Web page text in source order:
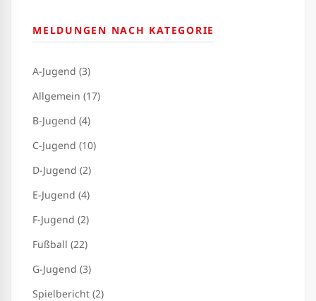
MELDUNGEN NACH KATEGORIE
A-Jugend (3)
Allgemein (17)
B-Jugend (4)
C-Jugend (10)
D-Jugend (2)
E-Jugend (4)
F-Jugend (2)
Fußball (22)
G-Jugend (3)
Spielbericht (2)